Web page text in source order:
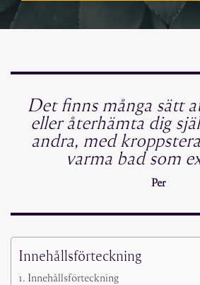
Det finns många sätt
eller återhämta dig
andra, med
varma bad som
Per
Innehållsförteckning
Innehållsförteckning